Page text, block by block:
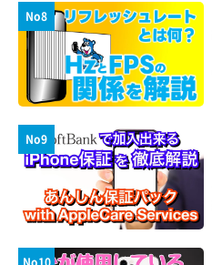
No8
No9
No10